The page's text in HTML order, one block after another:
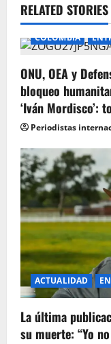
v
i
g
a
t
i
o
n
RELATED STORIES
COLOMBIA
ONU, OEA y
bloqueo
‘Iván Mordisco’:
Periodistas
ACTUALIDAD
La última
su muerte: “Yo